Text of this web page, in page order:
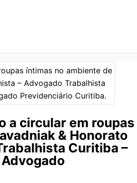
a circular em roupas
& Honorato
Curitiba –